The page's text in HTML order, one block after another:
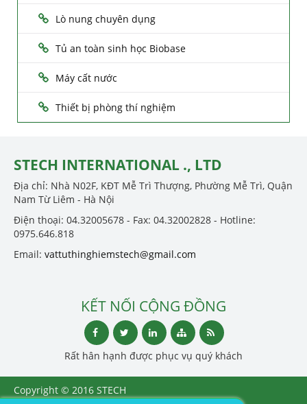
Lò nung chuyên dụng
Tủ an toàn sinh học Biobase
Máy cất nước
Thiết bị phòng thí nghiệm
STECH INTERNATIONAL ., LTD
Địa chỉ: Nhà N02F, KĐT Mễ Trì Thượng, Phường Mễ Trì, Quận
Nam Từ Liêm - Hà Nội
Điện thoại: 04.32005678 - Fax: 04.32002828 - Hotline:
0975.646.818
Email: vattuthinghiemstech@gmail.com
KẾT NỐI CỘNG ĐỒNG
Rất hân hạnh được phục vụ quý khách
Copyright © 2016 STECH